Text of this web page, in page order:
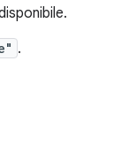
.